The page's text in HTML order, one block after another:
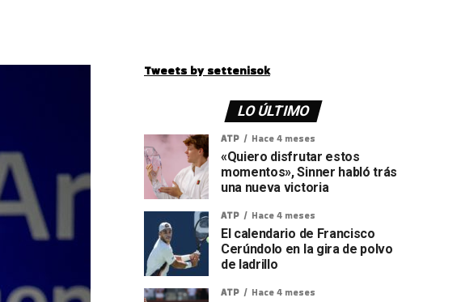
Tweets by settenisok
LO ÚLTIMO
ATP Hace 4 meses
«Quiero disfrutar estos
momentos», Sinner habló trás
una nueva victoria
ATP Hace 4 meses
El calendario de Francisco
Cerúndolo en la gira de polvo
de ladrillo
ATP Hace 4 meses